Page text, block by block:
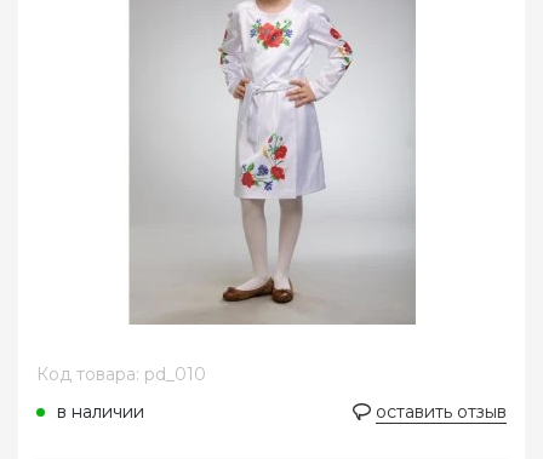
Код товара: pd_010
в наличии
оставить отзыв